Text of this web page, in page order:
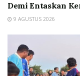
Demi Entaskan
9 AGUSTUS 2026